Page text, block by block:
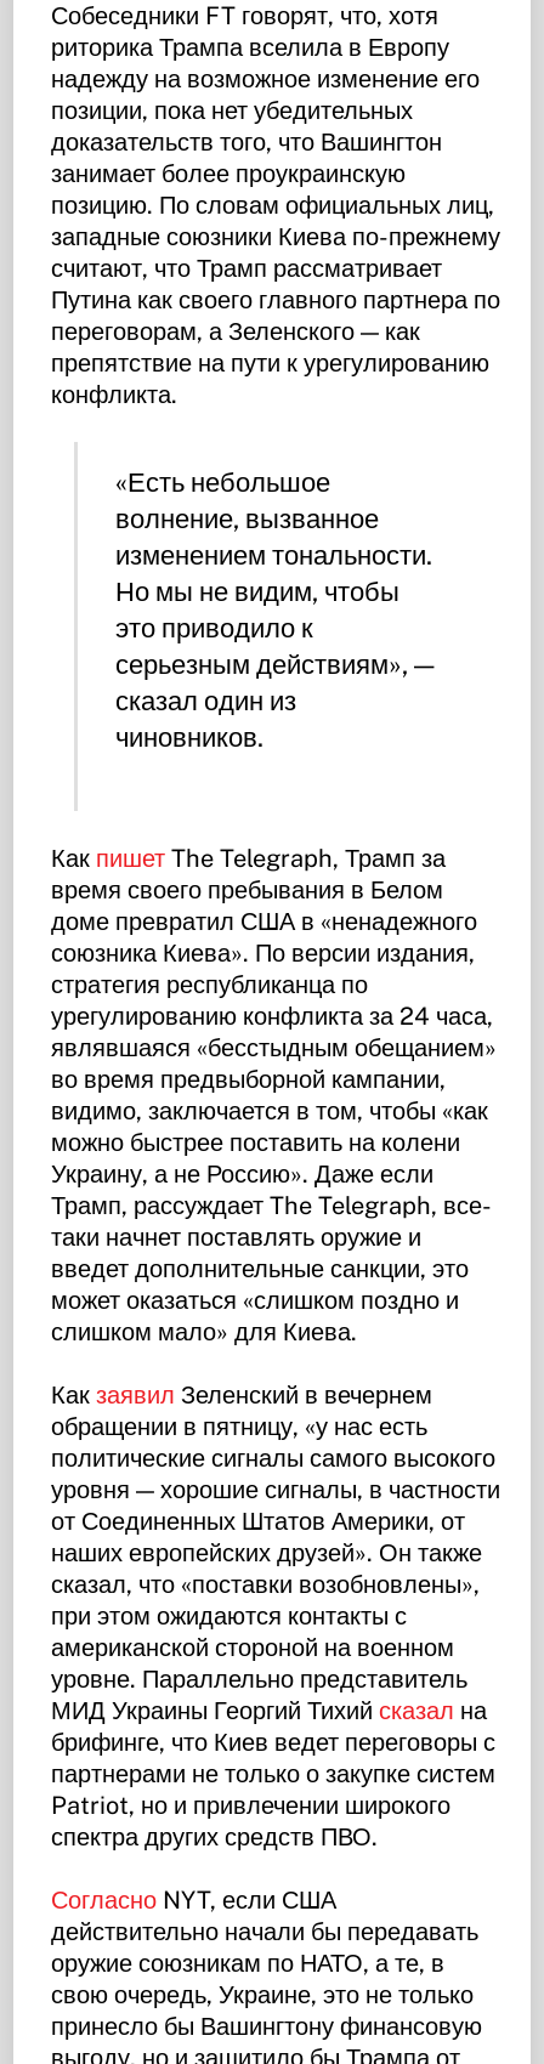
Собеседники FT говорят, что, хотя
риторика Трампа вселила в Европу
надежду на возможное изменение его
позиции, пока нет убедительных
доказательств того, что Вашингтон
занимает более проукраинскую
позицию. По словам официальных лиц,
западные союзники Киева по-прежнему
считают, что Трамп рассматривает
Путина как своего главного партнера по
переговорам, а Зеленского — как
препятствие на пути к урегулированию
конфликта.
«Есть небольшое
волнение, вызванное
изменением тональности.
Но мы не видим, чтобы
это приводило к
серьезным действиям», —
сказал один из
чиновников.
Как пишет The Telegraph, Трамп за
время своего пребывания в Белом
доме превратил США в «ненадежного
союзника Киева». По версии издания,
стратегия республиканца по
урегулированию конфликта за 24 часа,
являвшаяся «бесстыдным обещанием»
во время предвыборной кампании,
видимо, заключается в том, чтобы «как
можно быстрее поставить на колени
Украину, а не Россию». Даже если
Трамп, рассуждает The Telegraph, все-
таки начнет поставлять оружие и
введет дополнительные санкции, это
может оказаться «слишком поздно и
слишком мало» для Киева.
Какзаявил Зеленский в вечернем
обращении в пятницу, «у нас есть
политические сигналы самого высокого
уровня — хорошие сигналы, в частности
от Соединенных Штатов Америки, от
наших европейских друзей». Он также
сказал, что «поставки возобновлены»,
при этом ожидаются контакты с
американской стороной на военном
уровне. Параллельно представитель
МИД Украины Георгий Тихийсказал на
брифинге, что Киев ведет переговоры с
партнерами не только о закупке систем
Patriot, но и привлечении широкого
спектра других средств ПВО.
Согласно NYT, если США
действительно начали бы передавать
оружие союзникам по НАТО, а те, в
свою очередь, Украине, это не только
принесло бы Вашингтону финансовую